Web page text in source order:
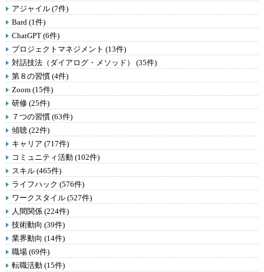
アジャイル (7件)
Bard (1件)
ChatGPT (6件)
プロジェクトマネジメント (13件)
対話技法（ダイアログ・メソッド） (35件)
第８の習慣 (4件)
Zoom (15件)
研修 (25件)
７つの習慣 (63件)
傾聴 (22件)
キャリア (717件)
コミュニティ活動 (102件)
スキル (465件)
ライフハック (576件)
ワークスタイル (527件)
人間関係 (224件)
技術動向 (39件)
業界動向 (14件)
職場 (69件)
転職活動 (15件)